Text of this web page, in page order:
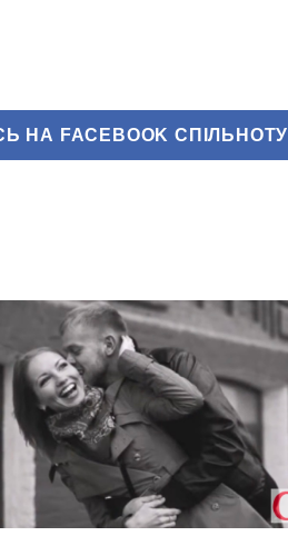
НА FACEBOOK СПІЛЬНОТУ